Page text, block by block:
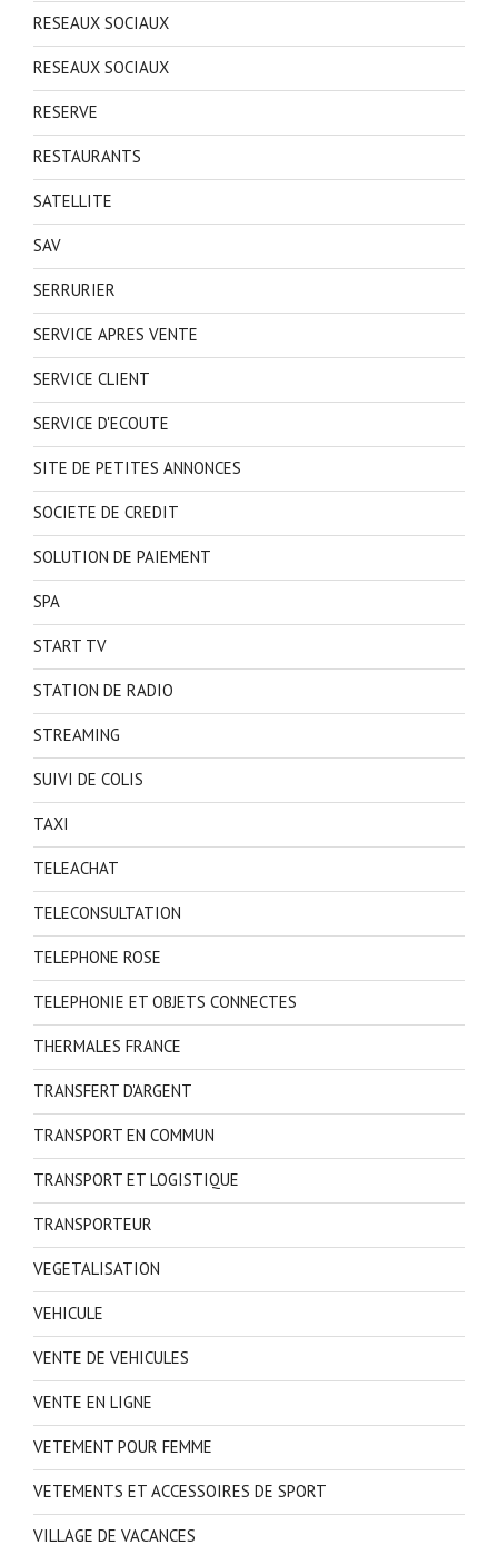
RESEAUX SOCIAUX
RESEAUX SOCIAUX
RESERVE
RESTAURANTS
SATELLITE
SAV
SERRURIER
SERVICE APRES VENTE
SERVICE CLIENT
SERVICE D'ECOUTE
SITE DE PETITES ANNONCES
SOCIETE DE CREDIT
SOLUTION DE PAIEMENT
SPA
START TV
STATION DE RADIO
STREAMING
SUIVI DE COLIS
TAXI
TELEACHAT
TELECONSULTATION
TELEPHONE ROSE
TELEPHONIE ET OBJETS CONNECTES
THERMALES FRANCE
TRANSFERT D'ARGENT
TRANSPORT EN COMMUN
TRANSPORT ET LOGISTIQUE
TRANSPORTEUR
VEGETALISATION
VEHICULE
VENTE DE VEHICULES
VENTE EN LIGNE
VETEMENT POUR FEMME
VETEMENTS ET ACCESSOIRES DE SPORT
VILLAGE DE VACANCES